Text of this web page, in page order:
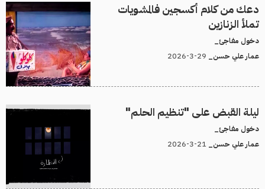
دعك من كلام أكسجين فالمشويات
تملأ الزنازين
دخول مفاجئ_
عمار علي حسن_
ليلة القبض على "تنظيم الحلم"
دخول مفاجئ_
عمار علي حسن_